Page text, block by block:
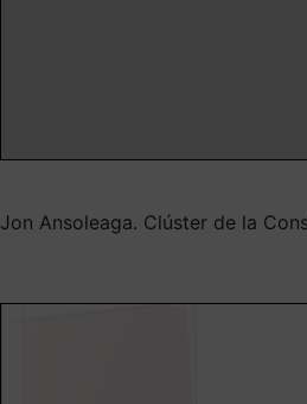
Jon Ansoleaga. Clúster de la